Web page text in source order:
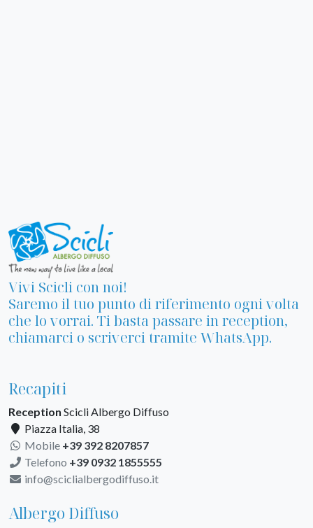
Vivi Scicli con noi!
Saremo il tuo punto di riferimento ogni volta
che lo vorrai. Ti basta passare in reception,
chiamarci o scriverci tramite WhatsApp.
Recapiti
Reception Scicli Albergo Diffuso
Piazza Italia, 38
Mobile +39 392 8207857
Telefono +39 0932 1855555
info@sciclialbergodiffuso.it
Albergo Diffuso